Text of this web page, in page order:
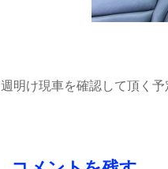
週明け現車を確認して頂く